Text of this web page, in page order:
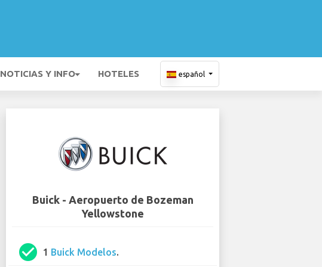
NOTICIAS Y INFO HOTELES español
Buick - Aeropuerto de Bozeman
Yellowstone
check_circle 1 Buick Modelos.